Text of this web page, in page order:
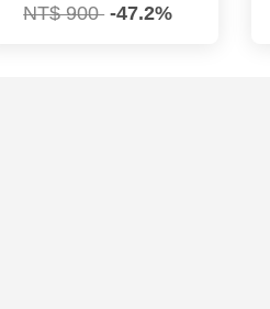
NT$ 900 -47.2%